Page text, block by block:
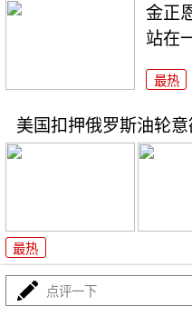
金正
站在
最热
美国扣押俄罗斯油轮
最热
特
点评一下